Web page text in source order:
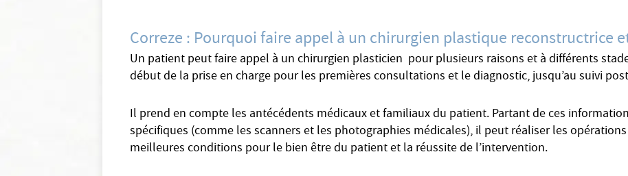
Correze : Pourquoi faire appel à un chirurgien plastique reconstructrice
Un patient peut faire appel à un chirurgien plasticien pour plusieurs raisons et à différents
début de la prise en charge pour les premières consultations et le diagnostic, jusqu’au suivi
Il prend en compte les antécédents médicaux et familiaux du patient. Partant de ces
spécifiques (comme les scanners et les photographies médicales), il peut réaliser les
meilleures conditions pour le bien être du patient et la réussite de l’intervention.